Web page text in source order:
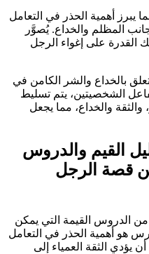
يبرز أهمية الحذر في التعامل
المظلم والخداع. يُصوَّر
القدرة على إغواء الرجل
بالخداع والشر الكامن في
الشخصيتين، يتم تسليط
والخداع، مما يجعل
القيم والدروس
قصة الرجل
الدروس القيمة التي يمكن
هو أهمية الحذر في التعامل
يؤدي الثقة العمياء إلى